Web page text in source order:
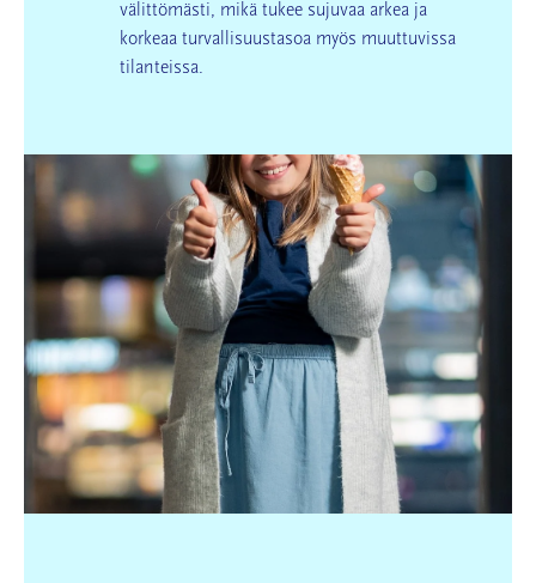
välittömästi, mikä tukee sujuvaa arkea ja
korkeaa turvallisuustasoa myös muuttuvissa
tilanteissa.